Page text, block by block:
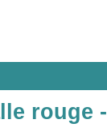
rouge -